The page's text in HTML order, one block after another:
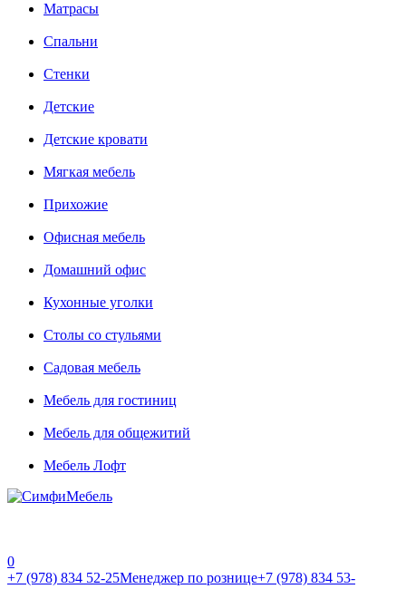
Матрасы
Cпальни
Стенки
Детские
Детские кровати
Мягкая мебель
Прихожие
Офисная мебель
Домашний офис
Кухонные уголки
Столы со стульями
Садовая мебель
Мебель для гостиниц
Мебель для общежитий
Мебель Лофт
0
+7 (978) 834 52-25Менеджер по рознице+7 (978) 834 53-